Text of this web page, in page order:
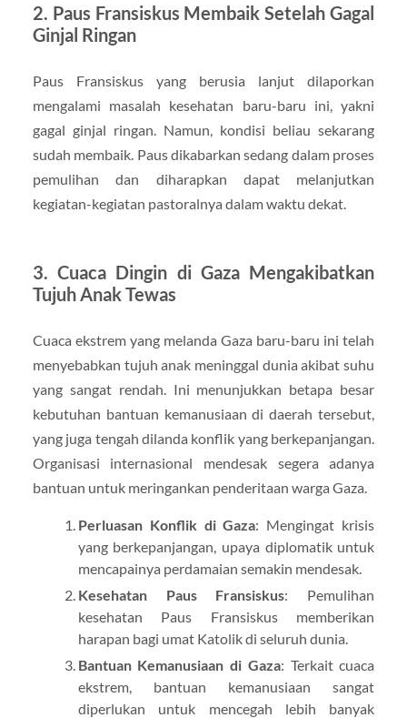
2. Paus Fransiskus Membaik Setelah Gagal
Ginjal Ringan
Paus Fransiskus yang berusia lanjut dilaporkan
mengalami masalah kesehatan baru-baru ini, yakni
gagal ginjal ringan. Namun, kondisi beliau sekarang
sudah membaik. Paus dikabarkan sedang dalam proses
pemulihan dan diharapkan dapat melanjutkan
kegiatan-kegiatan pastoralnya dalam waktu dekat.
3. Cuaca Dingin di Gaza Mengakibatkan
Tujuh Anak Tewas
Cuaca ekstrem yang melanda Gaza baru-baru ini telah
menyebabkan tujuh anak meninggal dunia akibat suhu
yang sangat rendah. Ini menunjukkan betapa besar
kebutuhan bantuan kemanusiaan di daerah tersebut,
yang juga tengah dilanda konflik yang berkepanjangan.
Organisasi internasional mendesak segera adanya
bantuan untuk meringankan penderitaan warga Gaza.
Perluasan Konflik di Gaza: Mengingat krisis
yang berkepanjangan, upaya diplomatik untuk
mencapainya perdamaian semakin mendesak.
Kesehatan Paus Fransiskus: Pemulihan
kesehatan Paus Fransiskus memberikan
harapan bagi umat Katolik di seluruh dunia.
Bantuan Kemanusiaan di Gaza: Terkait cuaca
ekstrem, bantuan kemanusiaan sangat
diperlukan untuk mencegah lebih banyak